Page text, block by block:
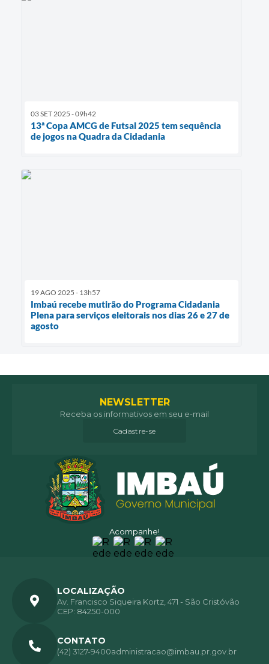
03 SET 2025 - 09h42
13ª Copa AMCG de Futsal 2025 tem sequência
de jogos na Quadra da Cidadania
19 AGO 2025 - 13h57
Imbaú recebe mutirão do Programa Cidadania
Plena para serviços eleitorais nos dias 26 e 27 de
agosto
Acompanhe!
NEWSLETTER
Receba os informativos em seu e-mail
Cadastre-se
LOCALIZAÇÃO
Av. Francisco Siqueira Kortz, 471 - São Cristóvão
CEP: 84250-000
CONTATO
(42) 3127-9400administracao@imbau.pr.gov.br